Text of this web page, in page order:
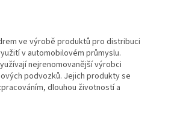
ve výrobě produktů pro distribuci
v automobilovém průmyslu.
nejrenomovanější výrobci
podvozků. Jejich produkty se
dlouhou životností a